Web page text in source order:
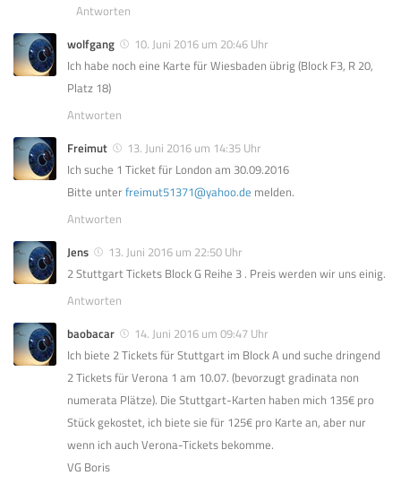
Antworten
wolfgang
10. Juni 2016 um 20:46 Uhr
Ich habe noch eine Karte für Wiesbaden übrig (Block F3, R 20,
Platz 18)
Antworten
Freimut
13. Juni 2016 um 14:35 Uhr
Ich suche 1 Ticket für London am 30.09.2016
Bitte unter freimut51371@yahoo.de melden.
Antworten
Jens
13. Juni 2016 um 22:50 Uhr
2 Stuttgart Tickets Block G Reihe 3 . Preis werden wir uns einig.
Antworten
baobacar
14. Juni 2016 um 09:47 Uhr
Ich biete 2 Tickets für Stuttgart im Block A und suche dringend
2 Tickets für Verona 1 am 10.07. (bevorzugt gradinata non
numerata Plätze). Die Stuttgart-Karten haben mich 135€ pro
Stück gekostet, ich biete sie für 125€ pro Karte an, aber nur
wenn ich auch Verona-Tickets bekomme.
VG Boris